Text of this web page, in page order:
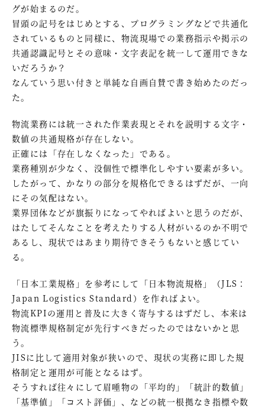
グが始まるのだ。
冒頭の記号をはじめとする、プログラミングなどで共通化
されているものと同様に、物流現場での業務指示や掲示の
共通認識記号とその意味・文字表記を統一して運用できな
いだろうか？
なんていう思い付きと単純な自画自賛で書き始めたのだっ
た。
物流業務には統一された作業表現とそれを説明する文字・
数値の共通規格が存在しない。
正確には「存在しなくなった」である。
業務種別が少なく、没個性で標準化しやすい要素が多い。
したがって、かなりの部分を規格化できるはずだが、一向
にその気配はない。
業界団体などが旗振りになってやればよいと思うのだが、
はたしてそんなことを考えたりする人材がいるのか不明で
あるし、現状ではあまり期待できそうもないと感じてい
る。
「日本工業規格」を参考にして「日本物流規格」（JLS：
Japan Logistics Standard）を作ればよい。
物流KPIの運用と普及に大きく寄与するはずだし、本来は
物流標準規格制定が先行すべきだったのではないかと思
う。
JISに比して適用対象が狭いので、現状の実務に即した規
格制定と運用が可能となるはず。
そうすれば往々にして眉唾物の「平均的」「統計的数値」
「基準値」「コスト評価」、などの統一根拠なき指標や数